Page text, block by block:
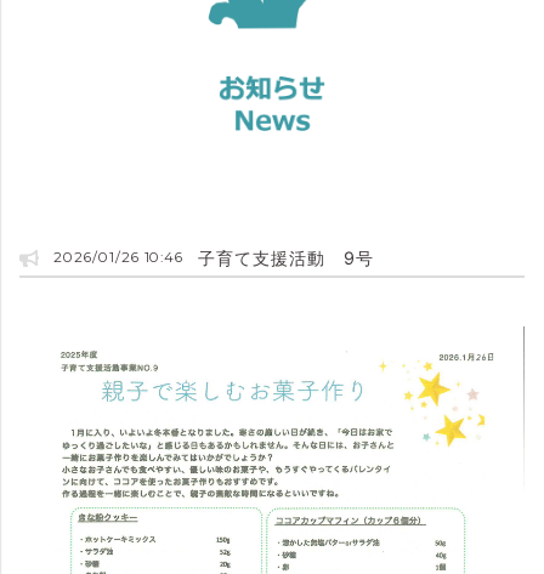
2026/01/26 10:46 子育て支援活動 9号